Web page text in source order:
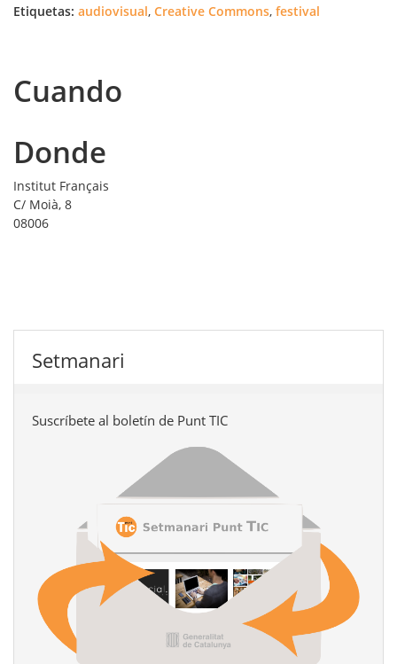
Etiquetas: audiovisual, Creative Commons, festival
Cuando
Donde
Institut Français
C/ Moià, 8
08006
Setmanari
Suscríbete al boletín de Punt TIC